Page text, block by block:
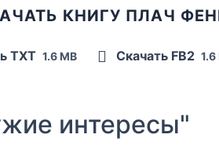
КНИГУ ПЛАЧ
TXT 1.6 MB Скачать FB2 1.6
интересы"